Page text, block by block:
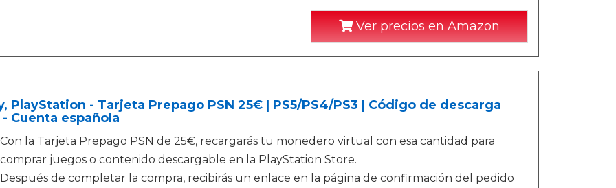
Ver precios en Amazon
PlayStation - Tarjeta Prepago PSN 25€ | PS5/PS4/PS3 | Código de descarga
- Cuenta española
Con la Tarjeta Prepago PSN de 25€, recargarás tu monedero virtual con esa cantidad para
comprar juegos o contenido descargable en la PlayStation Store.
Después de completar la compra, recibirás un enlace en la página de confirmación del pedido